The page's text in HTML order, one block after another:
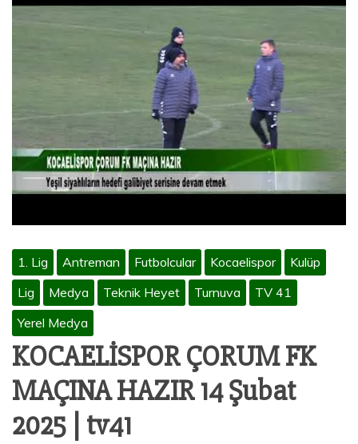
1. Lig Antreman Futbolcular Kocaelispor
Kulüp
Lig
Medya Teknik Heyet Turnuva
TV 41
Yerel Medya
KOCAELİSPOR ÇORUM FK
MAÇINA HAZIR 14 Şubat
2025 | tv41